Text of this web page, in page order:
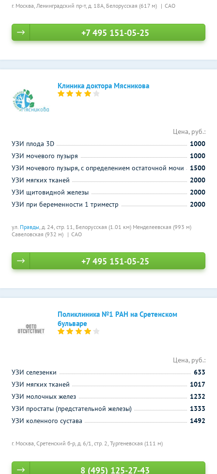
г. Москва, Ленинградский пр-т, д. 18А, Белорусская (617 м) САО
+7 495 151-05-25
Клиника доктора Мясникова
ул. Правды, д. 24, стр. 11, Белорусская (1.01 км) Менделеевская (993 м)
Савеловская (932 м)
САО
Цена, руб.:
УЗИ плода 3D
1000
УЗИ мочевого пузыря
1000
УЗИ мочевого пузыря, с определением остаточной мочи
1500
УЗИ мягких тканей
2000
УЗИ щитовидной железы
2000
УЗИ при беременности 1 триместр
2000
+7 495 151-05-25
Поликлиника №1 РАН на Сретенском
бульваре
г. Москва, Сретенский б-р, д. 6/1, стр. 2, Тургеневская (111 м)
Цена, руб.:
УЗИ селезенки
633
УЗИ мягких тканей
1017
УЗИ молочных желез
1232
УЗИ простаты (предстательной железы)
1333
УЗИ коленного сустава
1492
8 (495) 125-27-43